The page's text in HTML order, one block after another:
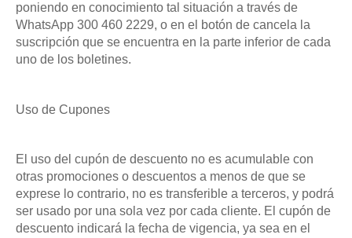
poniendo en conocimiento tal situación a través de
WhatsApp 300 460 2229, o en el botón de cancela la
suscripción que se encuentra en la parte inferior de cada
uno de los boletines.
Uso de Cupones
El uso del cupón de descuento no es acumulable con
otras promociones o descuentos a menos de que se
exprese lo contrario, no es transferible a terceros, y podrá
ser usado por una sola vez por cada cliente. El cupón de
descuento indicará la fecha de vigencia, ya sea en el